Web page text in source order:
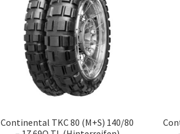
Continental TKC 80 (M+S) 140/80